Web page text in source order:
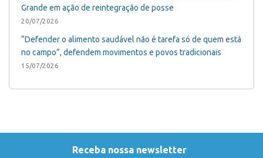
Grande em ação de reintegração de posse
20/07/2026
“Defender o alimento saudável não é tarefa só de quem está
no campo”, defendem movimentos e povos tradicionais
15/07/2026
Receba nossa newsletter